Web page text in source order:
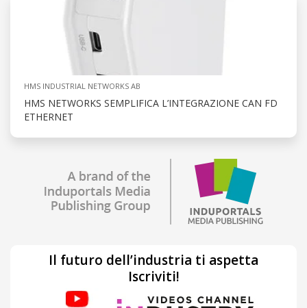
HMS INDUSTRIAL NETWORKS AB
HMS NETWORKS SEMPLIFICA L’INTEGRAZIONE CAN FD
ETHERNET
Il futuro dell’industria ti aspetta
Iscriviti!